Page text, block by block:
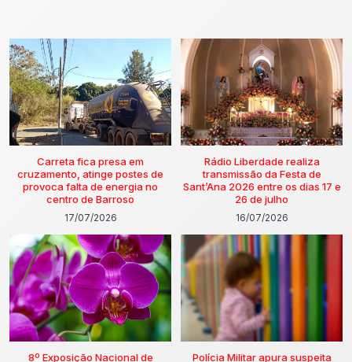
Carreta fica presa em
cruzamento, atinge postes de
provoca falta de energia no
centro de Barroso
17/07/2026
Rádio Liberdade realiza
transmissão da Festa de
Sant’Ana 2026 entre os dias 17 e
26 de julho
16/07/2026
8º Exposição Nacional de
Polícia Militar apura suspeita